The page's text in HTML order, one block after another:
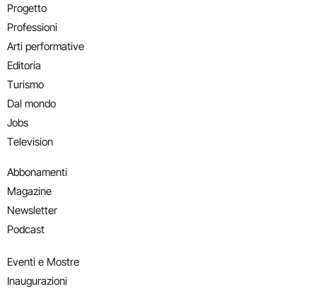
Progetto
Professioni
Arti performative
Editoria
Turismo
Dal mondo
Jobs
Television
Abbonamenti
Magazine
Newsletter
Podcast
Eventi e Mostre
Inaugurazioni